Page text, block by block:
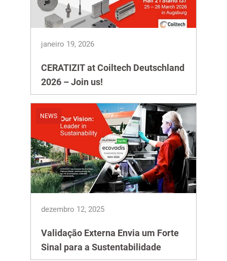
janeiro 19, 2026
CERATIZIT at Coiltech Deutschland
2026 – Join us!
dezembro 12, 2025
Validação Externa Envia um Forte
Sinal para a Sustentabilidade
NEWS